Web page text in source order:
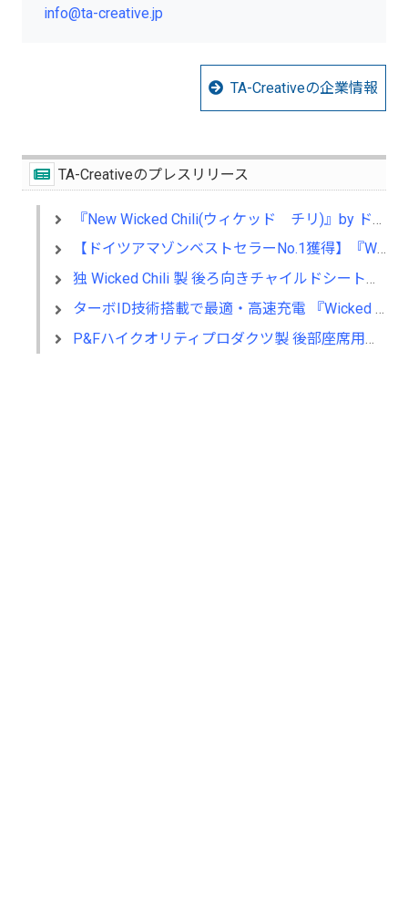
info@ta-creative.jp
TA-Creativeの企業情報
TA-Creativeのプレスリリース
『New Wicked Chili(ウィケッド チリ)』by ドイツ USBカーチャージャー発売
【ドイツアマゾンベストセラーNo.1獲得】『Wicked Chili』車用USBカーチャージャー
独 Wicked Chili 製 後ろ向きチャイルドシート用ベビーミラー国内販売開始のお知らせ
ターボID技術搭載で最適・高速充電 『Wicked Chili』車用シガーソケットUSB充電器発売
P&Fハイクオリティプロダクツ製 後部座席用シートバックポケット国内販売開始のお知らせ